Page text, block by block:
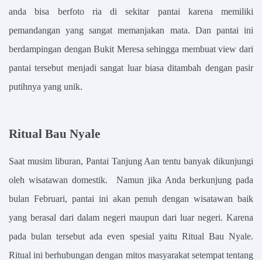
anda bisa berfoto ria di sekitar pantai karena memiliki
pemandangan yang sangat memanjakan mata. Dan pantai ini
berdampingan dengan Bukit Meresa sehingga membuat view dari
pantai tersebut menjadi sangat luar biasa ditambah dengan pasir
putihnya yang unik.
Ritual Bau Nyale
Saat musim liburan, Pantai Tanjung Aan tentu banyak dikunjungi
oleh wisatawan domestik. Namun jika Anda berkunjung pada
bulan Februari, pantai ini akan penuh dengan wisatawan baik
yang berasal dari dalam negeri maupun dari luar negeri. Karena
pada bulan tersebut ada even spesial yaitu Ritual Bau Nyale.
Ritual ini berhubungan dengan mitos masyarakat setempat tentang